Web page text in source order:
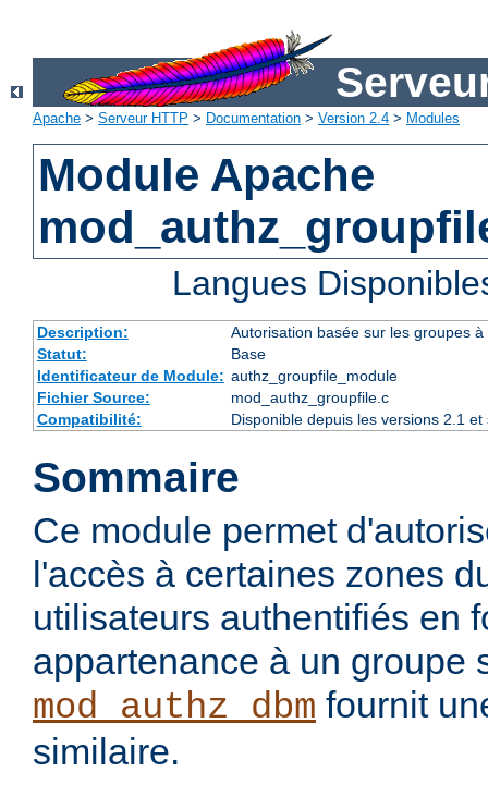
Apache > Serveur HTTP > Documentation > Version 2.4 > Modules
Module Apache
Langues
Description:
Autorisation basée sur les groupes
Statut:
Base
Identificateur de Module: authz_groupfile_module
Fichier Source:
mod_authz_groupfile.c
Compatibilité:
Disponible depuis les versions 2.1
Sommaire
Ce module permet
l'accès à certaines zones
utilisateurs authentifiés en
appartenance à un groupe
mod_authz_dbm fournit
similaire.